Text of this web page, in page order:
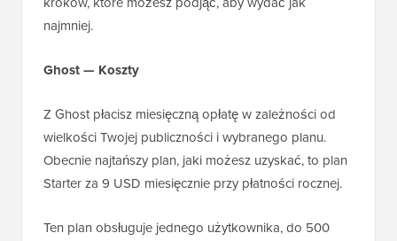
najmniej.
Ghost — Koszty
Z Ghost płacisz miesięczną opłatę w zależności od
wielkości Twojej publiczności i wybranego planu.
Obecnie najtańszy plan, jaki możesz uzyskać, to plan
Starter za 9 USD miesięcznie przy płatności rocznej.
Ten plan obsługuje jednego użytkownika, do 500